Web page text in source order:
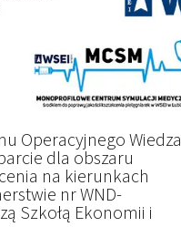
Operacyjnego Wiedza
dla obszaru
na kierunkach
nr WND-
Szkołą Ekonomii i